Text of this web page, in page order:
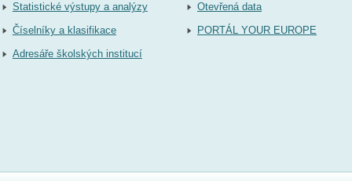
Statistické výstupy a analýzy
Číselníky a klasifikace
Adresáře školských institucí
Otevřená data
PORTÁL YOUR EUROPE